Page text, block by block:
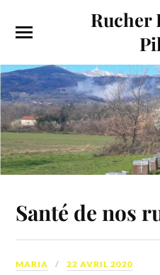
Rucher
Santé de nos
MARIA 22 AVRIL 2020